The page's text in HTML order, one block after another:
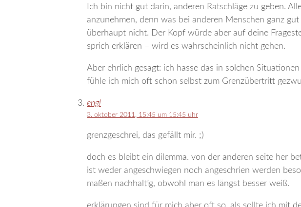
Ich bin nicht gut darin, anderen Ratschläge zu geben.
anzunehmen, denn was bei anderen Menschen ganz
überhaupt nicht. Der Kopf würde aber auf deine
sprich erklären – wird es wahrscheinlich nicht gehen.
Aber ehrlich gesagt: ich hasse das in solchen
fühle ich mich oft schon selbst zum Grenzübertritt
engl
3. oktober 2011, 15:45 um 15:45 uhr
grenzgeschrei, das gefällt mir. ;)
doch es bleibt ein dilemma. von der anderen seite her
ist weder angeschwiegen noch angeschrien werden
maßen nachhaltig, obwohl man es längst besser weiß.